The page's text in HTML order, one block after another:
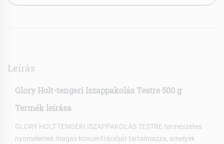
Leírás
Glory Holt-tengeri Iszappakolás Testre 500 g
Termék leírása
GLORY HOLT-TENGERI ISZAPPAKOLÁS TESTRE természetes
nyomelemek magas koncentrációját tartalmazza, amelyek